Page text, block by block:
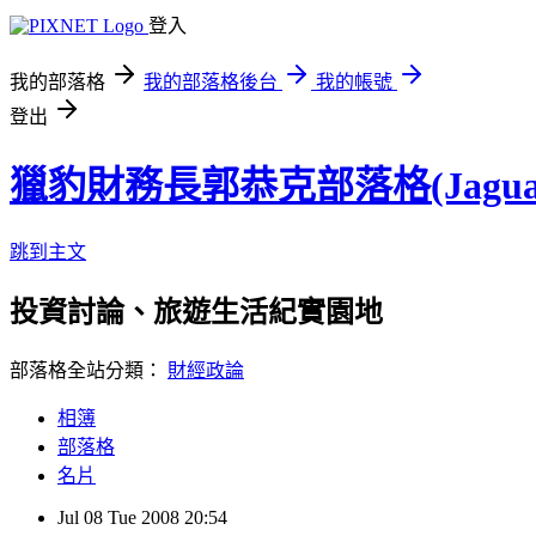
登入
我的部落格 我的部落格後台
我的帳號
登出
獵豹財務長郭恭克部落格
跳到主文
投資討論、旅遊生活紀實園地
部落格全站分類： 財經政論
相簿
部落格
名片
Jul 08 Tue 2008 20:54